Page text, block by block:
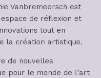
Vanbremeersch est
de réflexion et
tout en
la création artistique.
de nouvelles
pour le monde de l’art